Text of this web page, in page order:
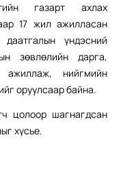
газарт ахлах
17 жил ажилласан
үндэсний
зөвлөлийн дарга,
ажиллаж, нийгмийн
оруулсаар байна.
цолоор шагнагдсан
хүсье.